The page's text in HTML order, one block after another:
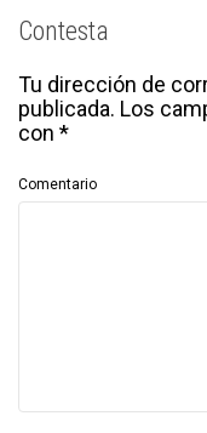
Contesta
Tu dirección de
publicada. Los
con *
Comentario